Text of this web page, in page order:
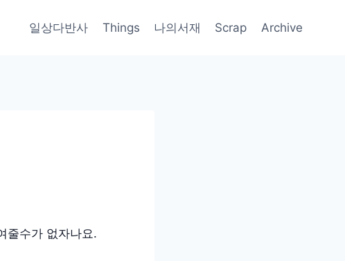
일상다반사 Things 나의서재 Scrap Archive
줄수가 없자나요.